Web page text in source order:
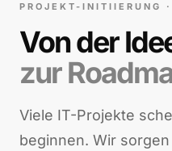
PROJEKT-INITIIERUNG ·
Von der
zur
Viele IT-Projekte
beginnen. Wir